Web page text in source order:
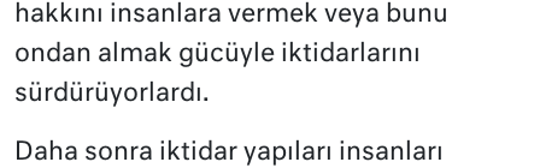
hakkını insanlara vermek veya bunu
ondan almak gücüyle iktidarlarını
sürdürüyorlardı.
Daha sonra iktidar yapıları insanları